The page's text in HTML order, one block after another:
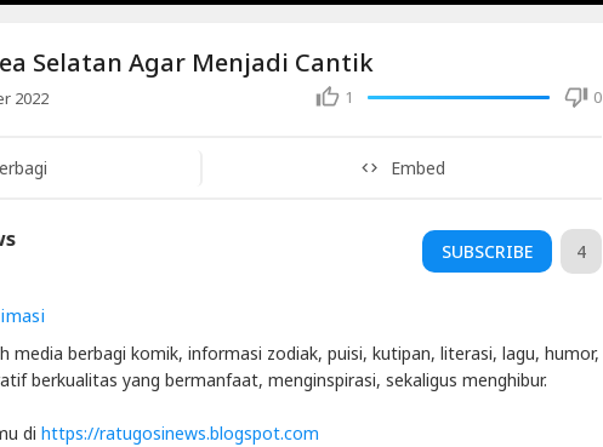
Selatan Agar Menjadi Cantik
1 0
2022
Embed
SUBSCRIBE 4
media berbagi komik, informasi zodiak, puisi, kutipan, literasi, lagu, humor,
berkualitas yang bermanfaat, menginspirasi, sekaligus menghibur.
di https://ratugosinews.blogspot.com